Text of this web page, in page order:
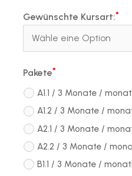
Gewünschte Kursart:
Pakete
A1.1 / 3 Monate /
A1.2 / 3 Monate /
A2.1 / 3 Monate /
A2.2 / 3 Monate /
B1.1 / 3 Monate /